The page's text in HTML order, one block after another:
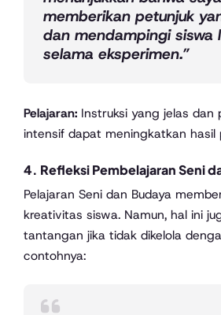
memberikan petunjuk
dan mendampingi siswa
selama eksperimen.”
Pelajaran: Instruksi yang jelas dan
intensif dapat meningkatkan hasil
4. Refleksi Pembelajaran Seni
Pelajaran Seni dan Budaya
kreativitas siswa. Namun, hal ini
tantangan jika tidak dikelola
contohnya: